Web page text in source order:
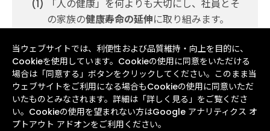
「人の健康」を何よりも大切にし、社員とそ
の家族の健康寿命の延伸に取り組みます。
危険のない
安全な職場を目指し、 心身ともに
健やかに働き続けられる環境を育みます。
社員一人ひとりが互いに健康にも関心を持
ち、助け合い、家族のように温かく思いやる
「笑顔あふれる会社」を目指します。
当ウェブサイトでは、利便性および品質維持・向上を目的に、
Cookieを使用しています。Cookieの使用に同意をいただける
場合は「同意する」ボタンをクリックしてください。このまま当
ウェブサイトをご利用になる場合もCookieの使用に同意いただ
いたものとみなされます。詳細は「詳しく見る」をご覧くださ
い。Cookieの使用を望まれない方はGoogle アナリティクス オ
プトアウト アドオンをご利用ください。